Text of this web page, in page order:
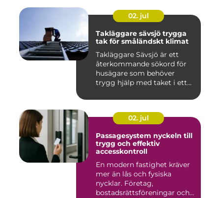
02. jul
Takläggare sävsjö trygga
tak för småländskt klimat
Takläggare Sävsjö är ett
återkommande sökord för
husägare som behöver
trygg hjälp med taket i ett
02. jul
Passagesystem nyckeln till
trygg och effektiv
accesskontroll
En modern fastighet kräver
mer än lås och fysiska
nycklar. Företag,
bostadsrättsföreningar och